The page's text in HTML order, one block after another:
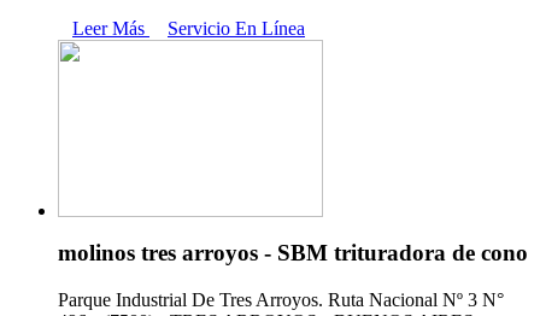
Leer Más
Servicio En Línea
molinos tres arroyos - SBM trituradora de cono
Parque Industrial De Tres Arroyos. Ruta Nacional Nº 3 N°